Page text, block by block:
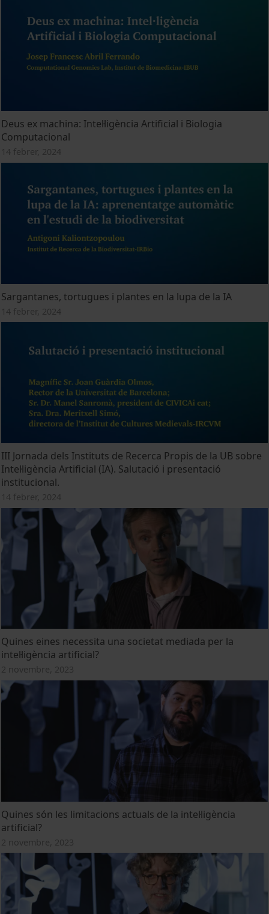
Deus ex machina: Intel·ligència Artificial i Biologia
Computacional
14 febrer, 2024
Sargantanes, tortugues i plantes en la lupa de la IA
14 febrer, 2024
III Jornada dels Instituts de Recerca Propis de la UB sobre
Intel·ligència Artificial (IA). Salutació i presentació
institucional.
14 febrer, 2024
Quines eines necessita una societat mediada per la
intel·ligència artificial?
2 novembre, 2023
Quines són les limitacions actuals de la intel·ligència
artificial?
2 novembre, 2023